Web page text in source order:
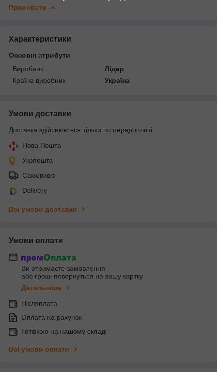
Приховати
Характеристики
Основні атрибути
Виробник
Лідер
Країна виробник
Україна
Умови доставки
Доставка здійснюється тільки по передоплаті.
Нова Пошта
Укрпошта
Самовивіз
Delivery
Всі умови доставки
Умови оплати
Ви отримаєте замовлення
або гроші повернуться на вашу картку
Детальніше
Післяплата
Оплата на рахунок
Готівкою на нашому складі
Всі умови оплати